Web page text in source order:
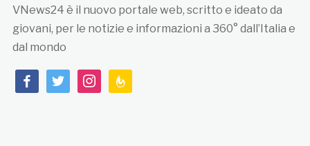
VNews24 è il nuovo portale web, scritto e ideato da
giovani, per le notizie e informazioni a 360° dall’Italia e
dal mondo
facebooktwitterinstagramfeedburner